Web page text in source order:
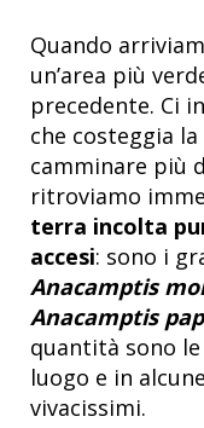
Quando
un’area più
precedente. Ci
che costeggia
camminare più
ritroviamo
terra incolta
accesi: sono i
Anacamptis
Anacamptis
quantità sono
luogo e in
vivacissimi.